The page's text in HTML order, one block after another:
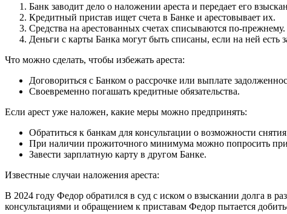
Банк заводит дело о наложении ареста и передает его
Кредитный пристав ищет счета в Банке и арестовывает их.
Средства на арестованных счетах списываются по-прежнему.
Деньги с карты Банка могут быть списаны, если на ней есть
Что можно сделать, чтобы избежать ареста:
Договориться с Банком о рассрочке или выплате
Своевременно погашать кредитные обязательства.
Если арест уже наложен, какие меры можно предпринять:
Обратиться к банкам для консультации о возможности снятия
При наличии прожиточного минимума можно попросить
Завести зарплатную карту в другом Банке.
Известные случаи наложения ареста:
В 2024 году Федор обратился в суд с иском о взыскании долга в
консультациями и обращением к приставам Федор пытается